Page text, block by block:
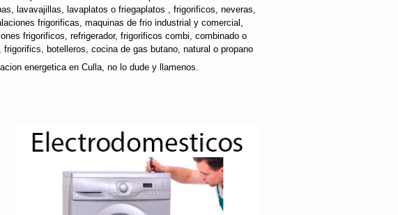
lavavajillas, lavaplatos o friegaplatos , frigorificos, neveras,
frigorificas, maquinas de frio industrial y comercial,
frigorificos, refrigerador, frigorificos combi, combinado o
botelleros, cocina de gas butano, natural o propano
energetica en Culla, no lo dude y llamenos.